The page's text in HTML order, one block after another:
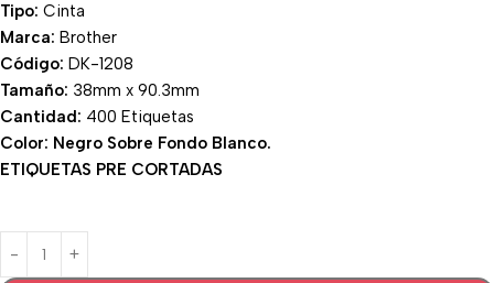
Tipo: Cinta
Marca: Brother
Código: DK-1208
Tamaño: 38mm x 90.3mm
Cantidad: 400 Etiquetas
Color: Negro Sobre Fondo Blanco.
ETIQUETAS PRE CORTADAS